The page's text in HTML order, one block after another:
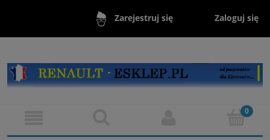
Zarejestruj się Zaloguj się